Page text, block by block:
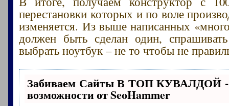
перестановки которых и по воле
изменяется. Из выше написанных
должен быть сделан один,
выбрать ноутбук – не то чтобы не
Забиваем Сайты В ТОП КУВАЛДОЙ -
возможности от SeoHammer